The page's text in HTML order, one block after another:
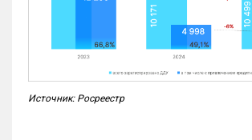
Источник: Росреестр